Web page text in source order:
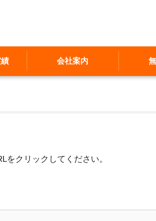
会社案内
をクリックしてください。